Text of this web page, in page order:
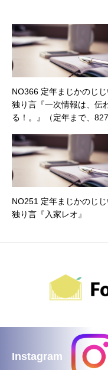
NO366 定年まじかのじじいの
独り言『一次情報は、伝
る！。』（定年まで、827
NO251 定年まじかのじ
独り言『入家レオ』
Instagram